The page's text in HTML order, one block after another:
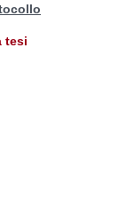
tesi